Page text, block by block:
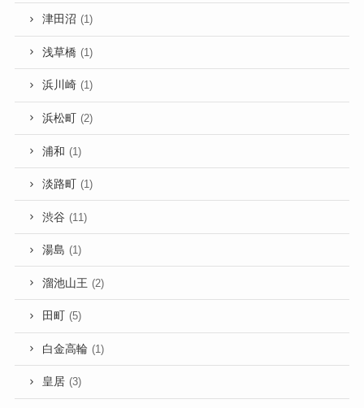
津田沼 (1)
浅草橋 (1)
浜川崎 (1)
浜松町 (2)
浦和 (1)
淡路町 (1)
渋谷 (11)
湯島 (1)
溜池山王 (2)
田町 (5)
白金高輪 (1)
皇居 (3)